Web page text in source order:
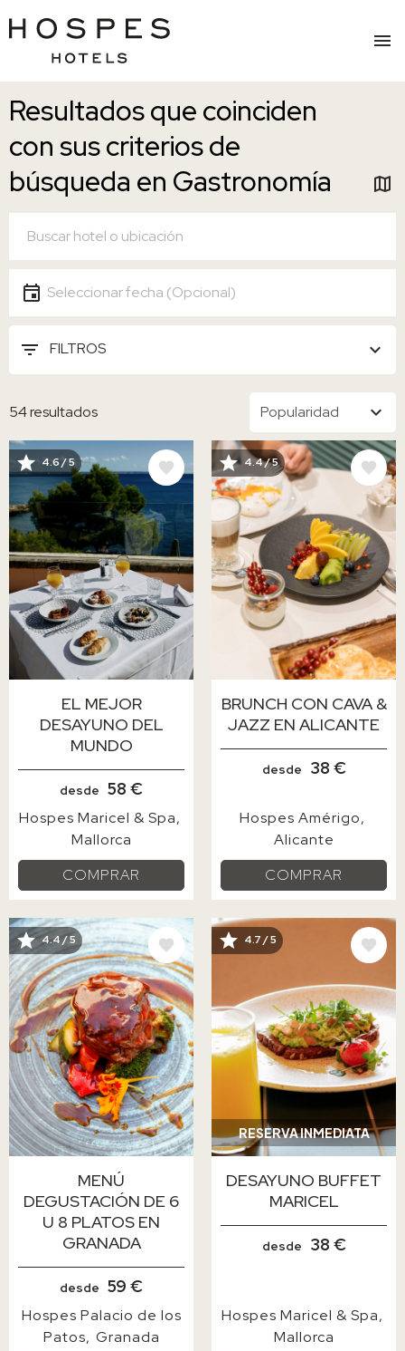
principal
Resultados que coinciden
con sus criterios de
búsqueda en Gastronomía
FECHA
Seleccionar fecha
FILTROS
54 resultados
IMAGE
4.6 / 5
EL MEJOR
DESAYUNO DEL
MUNDO
desde 58 €
Hospes Maricel & Spa
Mallorca
COMPRAR
IMAGE
4.4 / 5
BRUNCH CON CAVA &
JAZZ EN ALICANTE
desde 38 €
Hospes Amérigo
Alicante
COMPRAR
IMAGE
4.4 / 5
MENÚ
DEGUSTACIÓN DE 6
U 8 PLATOS EN
GRANADA
desde 59 €
Hospes Palacio de los
Patos Granada
RESERVA INMEDIATA
IMAGE
4.7 / 5
DESAYUNO BUFFET
MARICEL
desde 38 €
Hospes Maricel & Spa
Mallorca